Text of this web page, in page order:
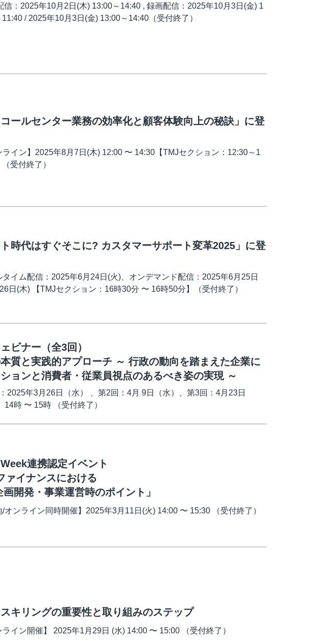
信：2025年10月2日(木) 13:00～14:40 , 録画配信：2025年10月3日(金) 1
/ 2025年10月3日(金) 13:00～14:40（受付終了）
コールセンター業務の効率化と顧客体験向上の秘訣」に登
ライン】2025年8月7日(木) 12:00 〜 14:30【TMJセクション：12:30～1
受付終了）
ト時代はすぐそこに? カスタマーサポート変革2025」に登
タイム配信：2025年6月24日(火)、オンデマンド配信：2025年6月25日
日(木) 【TMJセクション：16時30分 〜 16時50分】（受付終了）
ビナー（全3回）
質と実践的アプローチ ～ 行政の動向を踏まえた企業に
ョンと消費者・従業員視点のあるべき姿の実現 ～
2025年3月26日（水） 、第2回：4月 9日（水）、第3回：4月23日
14時 〜 15時 （受付終了）
連携認定イベント
ァイナンスにおける
業運営時のポイント」
/オンライン同時開催】2025年3月11日(火) 14:00 〜 15:30 （受付終了）
キリングの重要性と取り組みのステップ
ライン開催】 2025年1月29日 (水) 14:00 〜 15:00 （受付終了）